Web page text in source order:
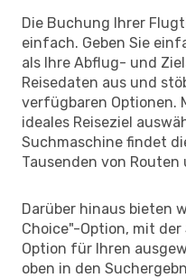
Die Buchung Ihrer
einfach. Geben Sie
als Ihre Abflug- und
Reisedaten aus und
verfügbaren Optionen.
ideales Reiseziel
Suchmaschine findet
Tausenden von
Darüber hinaus bieten
Choice"-Option, mit
Option für Ihren
oben in den